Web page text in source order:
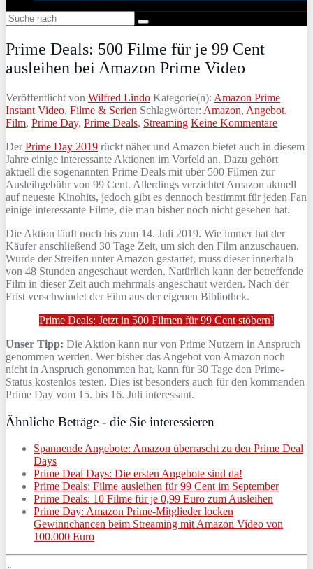
Prime Deals: 500 Filme für je 99 Cent
ausleihen bei Amazon Prime Video
Veröffentlicht von Wilfred Lindo Kategorie(n): Amazon Prime
Instant Video, Filme & Serien Schlagwörter: Amazon, Angebot,
Film, Prime Day, Prime Deals, Streaming Keine Kommentare
DerPrime Day 2019 rückt näher und Amazon bietet auch in diesem
Jahre einige interessante Aktionen im Vorfeld an. Dazu gehört
aktuell die sogenannten Prime Deals mit über 500 Filmen zur
Ausleihgebühr von 99 Cent. Allerdings verzichtet Amazon aktuell
auf neueste Kinohits, jedoch gibt es dennoch bestimmt für jeden Fan
einige interessante Filme, die man bisher noch nicht gesehen hat.
Die Aktion läuft noch bis zum 14. Juli 2019. Wie immer hat der
Käufer anschließend 30 Tage Zeit, um sich den Film anzuschauen.
Wurde der Streifen unter Amazon gestartet, muss dieser innerhalb
von 48 Stunden angeschaut werden. Natürlich kann der betreffende
Film in dieser Zeit auch mehrmals angeschaut werden. Nach der
Frist verschwindet der Film aus der eigenen Bibliothek.
Prime Deals: Jetzt in 500 Filmen für 99 Cent stöbern!
Unser Tipp: Die Aktion kann nur von Prime Nutzern in Anspruch
genommen werden. Wer bisher das Angebot von Amazon noch
nicht in Anspruch genommen hat, kann für 30 Tage den Prime-
Status kostenlos testen. Dies ist besonders auch für den kommenden
Prime Day vom 15. bis 16. Juli interessant.
Ähnliche Beträge - die Sie interessieren
Spannende Angebote: Amazon überrascht zu den Prime Deal
Days
Prime Deal Days: Die ersten Angebote sind da!
Prime Deals: Filme ausleihen für 99 Cent im September
Prime Deals: 10 Filme für je 0,99 Euro zum Ausleihen
Prime Day: Amazon Prime-Mitglieder locken
Gewinnchancen beim Streaming mit Amazon Video von
100.000 Euro